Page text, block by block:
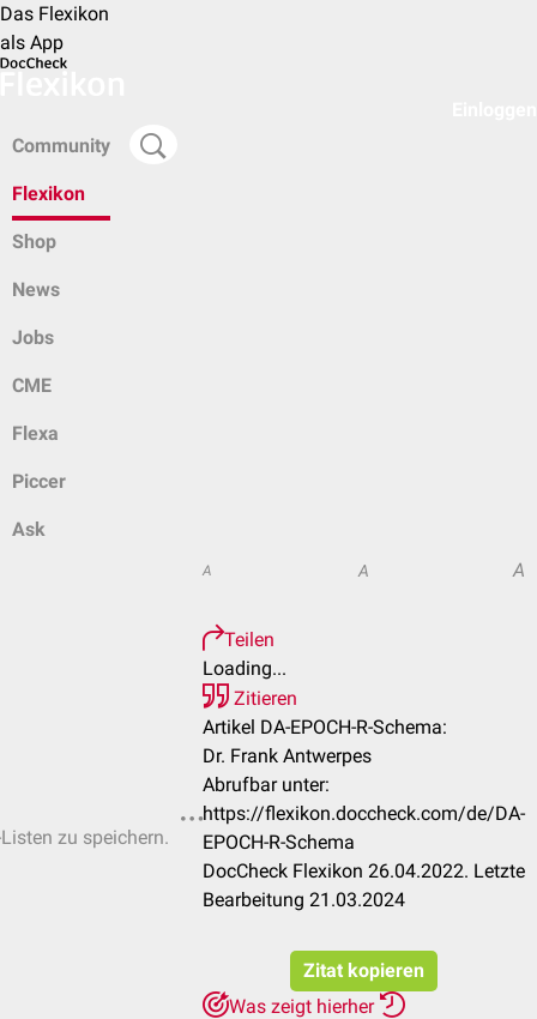
Das Flexikon
als App
Community
Flexikon
Shop
News
Jobs
CME
Flexa
Piccer
Ask
zu speichern.
A A A
Teilen
Loading...
Zitieren
Artikel DA-EPOCH-R-Schema:
Dr. Frank Antwerpes
Abrufbar unter:
https://flexikon.doccheck.com/de/DA-
EPOCH-R-Schema
DocCheck Flexikon 26.04.2022. Letzte
Bearbeitung 21.03.2024
Zitat kopieren
Was zeigt hierher